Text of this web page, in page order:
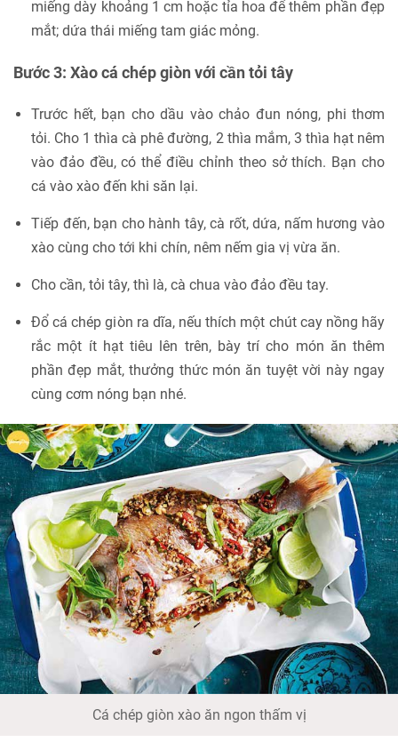
miếng dày khoảng 1 cm hoặc tỉa hoa để thêm phần đẹp
mắt; dứa thái miếng tam giác mỏng.
Bước 3: Xào cá chép giòn với cần tỏi tây
Trước hết, bạn cho dầu vào chảo đun nóng, phi thơm
tỏi. Cho 1 thìa cà phê đường, 2 thìa mắm, 3 thìa hạt nêm
vào đảo đều, có thể điều chỉnh theo sở thích. Bạn cho
cá vào xào đến khi săn lại.
Tiếp đến, bạn cho hành tây, cà rốt, dứa, nấm hương vào
xào cùng cho tới khi chín, nêm nếm gia vị vừa ăn.
Cho cần, tỏi tây, thì là, cà chua vào đảo đều tay.
Đổ cá chép giòn ra dĩa, nếu thích một chút cay nồng hãy
rắc một ít hạt tiêu lên trên, bày trí cho món ăn thêm
phần đẹp mắt, thưởng thức món ăn tuyệt vời này ngay
cùng cơm nóng bạn nhé.
Cá chép giòn xào ăn ngon thấm vị